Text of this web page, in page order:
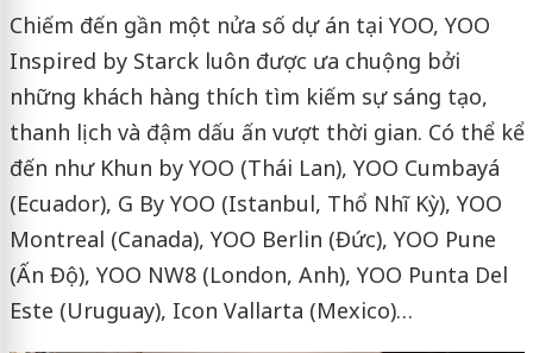
Chiếm đến gần một nửa số dự án tại YOO, YOO
Inspired by Starck luôn được ưa chuộng bởi
những khách hàng thích tìm kiếm sự sáng tạo,
thanh lịch và đậm dấu ấn vượt thời gian. Có thể kể
đến như Khun by YOO (Thái Lan), YOO Cumbayá
(Ecuador), G By YOO (Istanbul, Thổ Nhĩ Kỳ), YOO
Montreal (Canada), YOO Berlin (Đức), YOO Pune
(Ấn Độ), YOO NW8 (London, Anh), YOO Punta Del
Este (Uruguay), Icon Vallarta (Mexico)…